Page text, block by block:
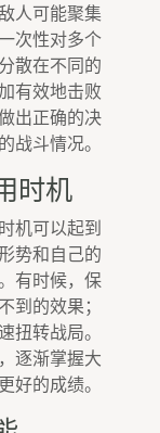
人可能聚集
次性对多个
散在不同的
有效地击败
出正确的决
战斗情况。
时机
机可以起到
势和自己的
有时候，保
到的效果；
扭转战局。
逐渐掌握大
好的成绩。